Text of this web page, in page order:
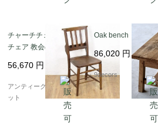
チャーチチェア ウッド
チェア 教会の椅子 カフ
ェチェア シンプル ミニ
マル ナチュラル 素朴
アンティーク ヴィンテ
ージ 木の温もり A
56,670 円
アンティークブルーパロ
ット
Oak bench
86,020 円
9decors